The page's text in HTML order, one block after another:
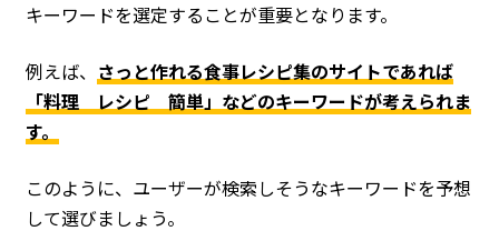
キーワードを選定することが重要となります。
例えば、 さっと作れる食事レシピ集のサイトであれば
「料理 レシピ 簡単」などのキーワードが考えられま
す。
このように、ユーザーが検索しそうなキーワードを予想
して選びましょう。